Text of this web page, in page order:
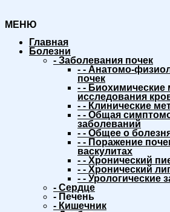
МЕНЮ
Главная
Болезни
- Заболевания почек
- - Анатомо-
почек
- - Биохимические
исследования
- - Клинические
- - Общая
заболеваний
- - Общее о
- - Поражение
васкулитах
- - Хронический
- - Хронический
- - Урологические
- Сердце
- Печень
- Кишечник